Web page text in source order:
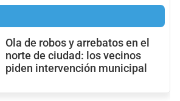
Ola de robos y arrebatos en el
norte de ciudad: los vecinos
piden intervención municipal